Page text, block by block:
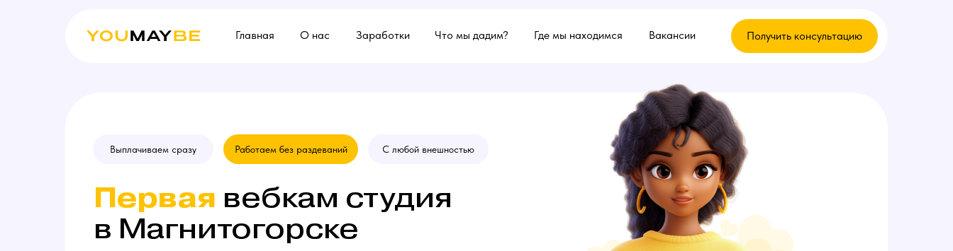
Получить консультацию
Вакансии
Где мы находимся
Что мы дадим?
Заработки
О нас
Главная
Первая вебкам студия
в Магнитогорске
Выплачиваем сразу С любой внешностью
Работаем без раздеваний